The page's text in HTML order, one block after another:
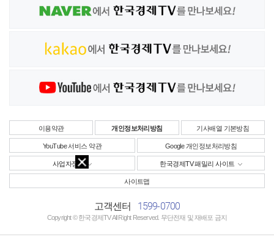
이용약관 개인정보처리방침 기사배열 기본방침
YouTube 서비스 약관 Google 개인정보처리방침
사업자정보 한국경제TV 패밀리 사이트
사이트맵
고객센터 1599-0700
Copyright © 한국경제TV All Right Reserved. 무단전재 및 재배포 금지